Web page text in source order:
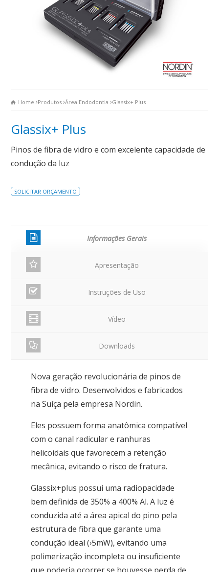
Home Produtos Área Endodontia Glassix+ Plus
Glassix+ Plus
Pinos de fibra de vidro e com excelente capacidade de
condução da luz
SOLICITAR ORÇAMENTO
Informações Gerais
Apresentação
Instruções de Uso
Vídeo
Downloads
Nova geração revolucionária de pinos de
fibra de vidro. Desenvolvidos e fabricados
na Suíça pela empresa Nordin.
Eles possuem forma anatômica compatível
com o canal radicular e ranhuras
helicoidais que favorecem a retenção
mecânica, evitando o risco de fratura.
Glassix+plus possui uma radiopacidade
bem definida de 350% a 400% Al. A luz é
conduzida até a área apical do pino pela
estrutura de fibra que garante uma
condução ideal (›5mW), evitando uma
polimerização incompleta ou insuficiente